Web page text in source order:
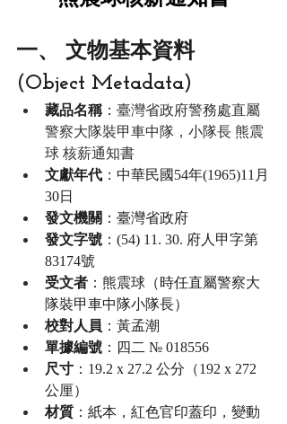
一、 文物基本資料
(Object Metadata)
藏品名稱： 臺灣省政府警務處直屬
警察大隊裝甲車中隊，小隊長 熊震
球 核薪通知書
文獻年代 ：中華民國54年(1965)11月
30日
發文機關 ：臺灣省政府
發文字號 ：(54) 11. 30. 府人甲字第
83174號
受文者 ：熊震球（時任直屬警察大
隊裝甲車中隊小隊長）
校對人員 ：黃孟潮
單據編號 ：四二 № 018556
尺寸 ：19.2 x 27.2 公分（192 x 272
公厘）
材質 ：紙本，紅色官印蓋印，變動